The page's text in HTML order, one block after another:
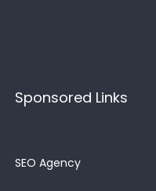
Sponsored Links
SEO Agency